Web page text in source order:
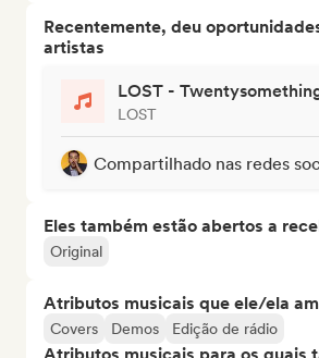
Recentemente, deu
artistas
LOST -
LOST
Compartilhado nas redes
Eles também estão abertos a
Original
Atributos musicais que ele/ela
Covers Demos Edição de rádio